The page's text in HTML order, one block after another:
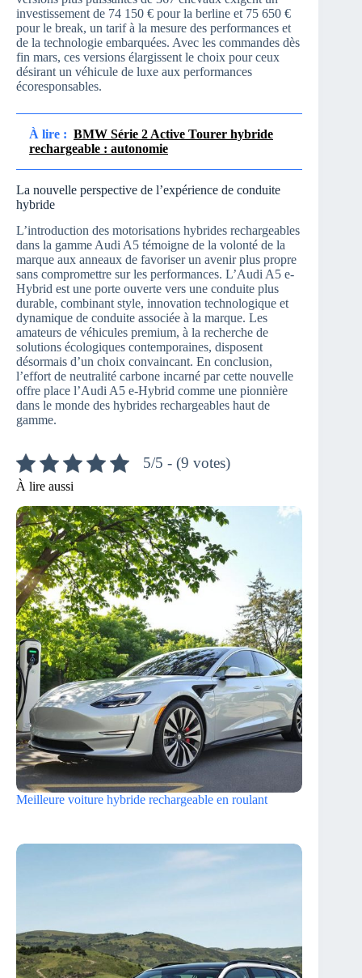
investissement de 74 150 € pour la berline et 75 650 €
pour le break, un tarif à la mesure des performances et
de la technologie embarquées. Avec les commandes dès
fin mars, ces versions élargissent le choix pour ceux
désirant un véhicule de luxe aux performances
écoresponsables.
À lire : BMW Série 2 Active Tourer hybride
rechargeable : autonomie
La nouvelle perspective de l’expérience de conduite
hybride
L’introduction des motorisations hybrides rechargeables
dans la gamme Audi A5 témoigne de la volonté de la
marque aux anneaux de favoriser un avenir plus propre
sans compromettre sur les performances. L’Audi A5 e-
Hybrid est une porte ouverte vers une conduite plus
durable, combinant style, innovation technologique et
dynamique de conduite associée à la marque. Les
amateurs de véhicules premium, à la recherche de
solutions écologiques contemporaines, disposent
désormais d’un choix convaincant. En conclusion,
l’effort de neutralité carbone incarné par cette nouvelle
offre place l’Audi A5 e-Hybrid comme une pionnière
dans le monde des hybrides rechargeables haut de
gamme.
5/5 - (9 votes)
À lire aussi
Meilleure voiture hybride rechargeable en roulant